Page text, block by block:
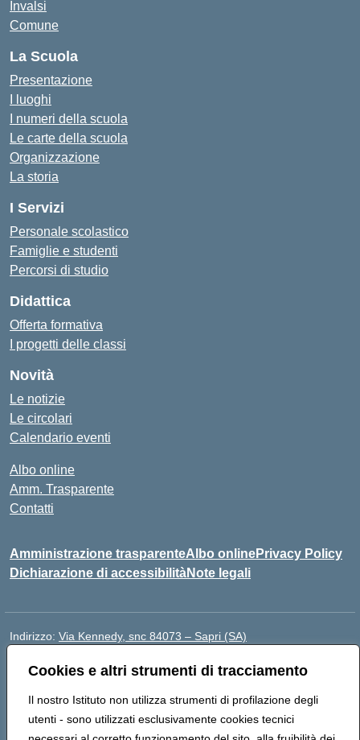
Cookies e altri strumenti di tracciamento
Il nostro Istituto non utilizza strumenti di profilazione degli
utenti - sono utilizzati esclusivamente cookies tecnici
Invalsi
Comune
La Scuola
Presentazione
I luoghi
I numeri della scuola
Le carte della scuola
Organizzazione
La storia
I Servizi
Personale scolastico
Famiglie e studenti
Percorsi di studio
Didattica
Offerta formativa
I progetti delle classi
Novità
Le notizie
Le circolari
Calendario eventi
Albo online
Amm. Trasparente
Contatti
Amministrazione trasparenteAlbo onlinePrivacy Policy
Dichiarazione di accessibilitàNote legali
Indirizzo: Via Kennedy, snc 84073 – Sapri (SA)
Posta elettronica certificata (PEC):saic878008@pec.istruzione.it
Codice fiscale: 84002700650
Codice meccanografico: SAIC878008
Codice Indice delle Pubbliche Amministrazioni (IPA):